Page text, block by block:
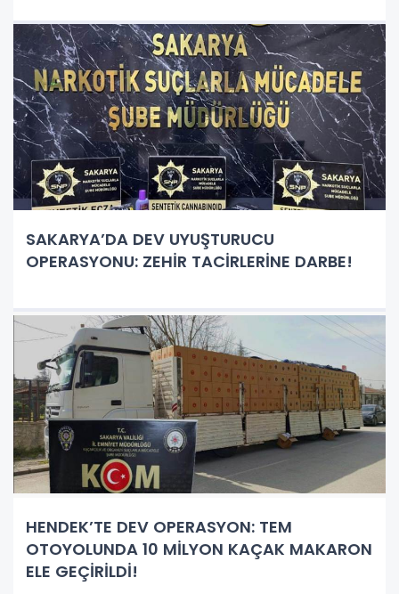
SAKARYA’DA DEV UYUŞTURUCU
OPERASYONU: ZEHİR TACİRLERİNE DARBE!
HENDEK’TE DEV OPERASYON: TEM
OTOYOLUNDA 10 MİLYON KAÇAK MAKARON
ELE GEÇİRİLDİ!